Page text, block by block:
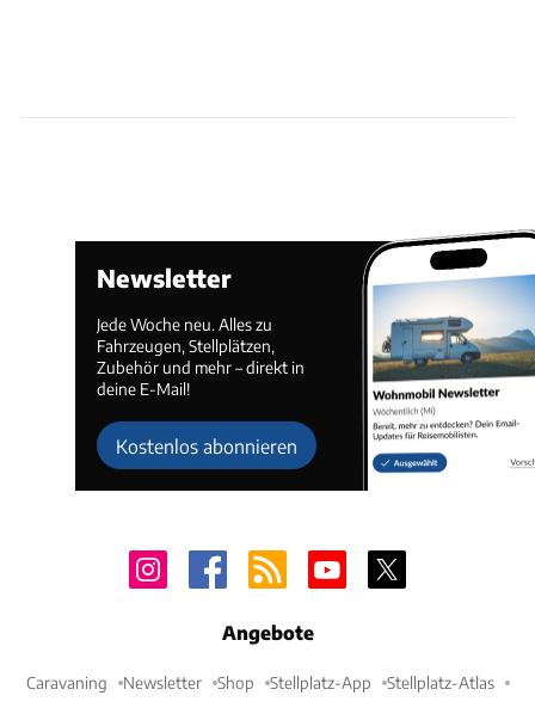
Newsletter
Jede Woche neu. Alles zu
Fahrzeugen, Stellplätzen,
Zubehör und mehr – direkt in
deine E-Mail!
Kostenlos abonnieren
Angebote
Caravaning Newsletter Shop Stellplatz-App Stellplatz-Atlas